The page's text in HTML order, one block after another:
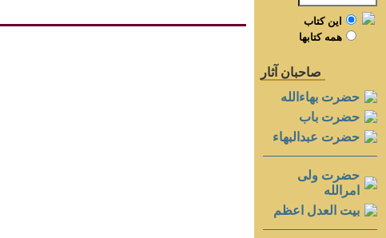
اين کتاب
همه کتابها
صاحبان آثار
حضرت بهاءالله
حضرت باب
حضرت عبدالبهاء
حضرت ولی
امرالله
بيت العدل اعظم